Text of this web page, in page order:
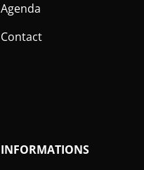
Agenda
Contact
INFORMATIONS